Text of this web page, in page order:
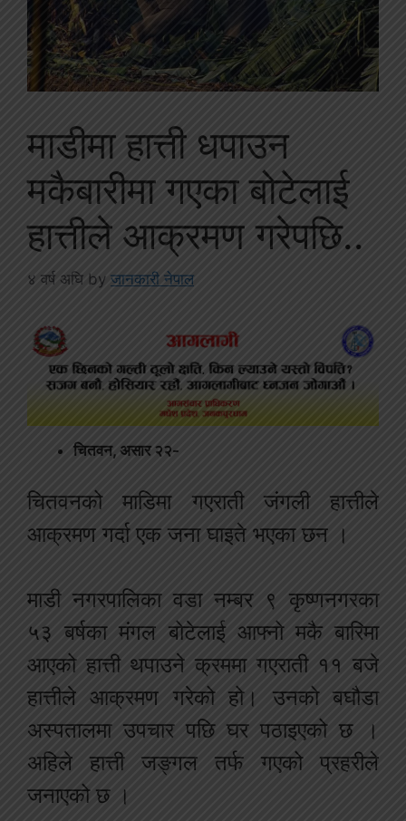
माडीमा हात्ती धपाउन
मकैबारीमा गएका बोटेलाई
हात्तीले आक्रमण गरेपछि..
४ वर्ष अघि by जानकारी नेपाल
चितवन, असार २२-
चितवनको माडिमा गएराती जंगली हात्तीले
आक्रमण गर्दा एक जना घाइते भएका छन ।
माडी नगरपालिका वडा नम्बर ९ कृष्णनगरका
५३ बर्षका मंगल बोटेलाई आफ्नो मकै बारिमा
आएको हात्ती थपाउने क्रममा गएराती ११ बजे
हात्तीले आक्रमण गरेको हो। उनको बघौडा
अस्पतालमा उपचार पछि घर पठाइएको छ ।
अहिले हात्ती जङ्गल तर्फ गएको प्रहरीले
जनाएको छ ।